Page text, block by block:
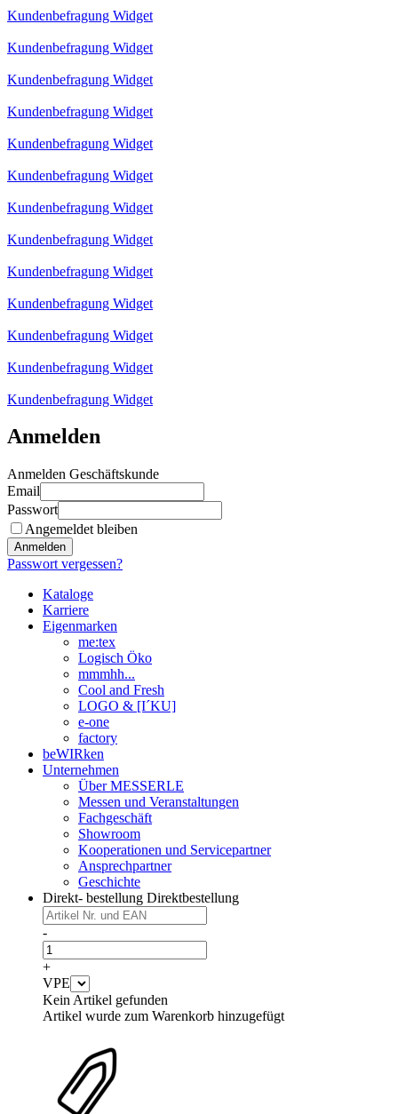
Kundenbefragung Widget
Kundenbefragung Widget
Kundenbefragung Widget
Kundenbefragung Widget
Kundenbefragung Widget
Kundenbefragung Widget
Kundenbefragung Widget
Kundenbefragung Widget
Kundenbefragung Widget
Kundenbefragung Widget
Kundenbefragung Widget
Kundenbefragung Widget
Kundenbefragung Widget
Anmelden
Anmelden Geschäftskunde
Email
Passwort
Angemeldet bleiben
Anmelden
Passwort vergessen?
Kataloge
Karriere
Eigenmarken
me:tex
Logisch Öko
mmmhh...
Cool and Fresh
LOGO & [I´KU]
e-one
factory
beWIRken
Unternehmen
Über MESSERLE
Messen und Veranstaltungen
Fachgeschäft
Showroom
Kooperationen und Servicepartner
Ansprechpartner
Geschichte
Direkt- bestellung Direktbestellung
-
+
VPE
Kein Artikel gefunden
Artikel wurde zum Warenkorb hinzugefügt